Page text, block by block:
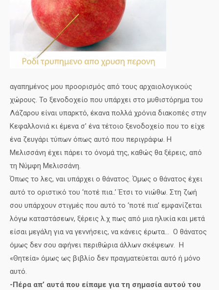
αγαπημένος μου προορισμός από τους αρχαιολογικούς
χώρους. Το ξενοδοχείο που υπάρχει στο μυθιστόρημα του
Λάζαρου είναι υπαρκτό, έκανα πολλά χρόνια διακοπές στην
Κεφαλλονιά κι έμενα σ’ ένα τέτοιο ξενοδοχείο που το είχε
ένα ζευγάρι τύπων όπως αυτό που περιγράφω. Η
Μελισσάνη έχει πάρει το όνομά της, καθώς θα ξέρεις, από
τη Νύμφη Μελισσάνη.
Όπως το λες, ναι υπάρχει ο θάνατος. Όμως ο θάνατος έχει
αυτό το οριστικό του ‘ποτέ πια..’ Έτσι το νιώθω. Στη ζωή
σου υπάρχουν στιγμές που αυτό το ‘ποτέ πια’ εμφανίζεται
λόγω καταστάσεων, ξέρεις λ.χ πως από μια ηλικία και μετά
είσαι μεγάλη για να γεννήσεις, να κάνεις έρωτα… Ο θάνατος
όμως δεν σου αφήνει περιθώρια άλλων σκέψεων. Η
«Θητεία» όμως ως βιβλίο δεν πραγματεύεται αυτό ή μόνο
αυτό.
-Πέρα απ’ αυτά που είπαμε για τη σημασία αυτού του